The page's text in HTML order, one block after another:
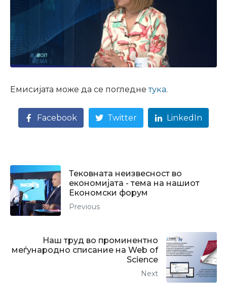
Емисијата може да се погледнетука.
Facebook Twitter LinkedIn
Тековната неизвесност во
економијата - тема на нашиот
Економски форум
Previous
Наш труд во проминентно
меѓународно списание на Web of
Science
Next